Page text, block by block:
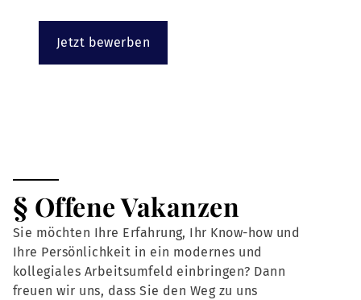
Jetzt bewerben
§ Offene Vakanzen
Sie möchten Ihre Erfahrung, Ihr Know-how und
Ihre Persönlichkeit in ein modernes und
kollegiales Arbeitsumfeld einbringen? Dann
freuen wir uns, dass Sie den Weg zu uns